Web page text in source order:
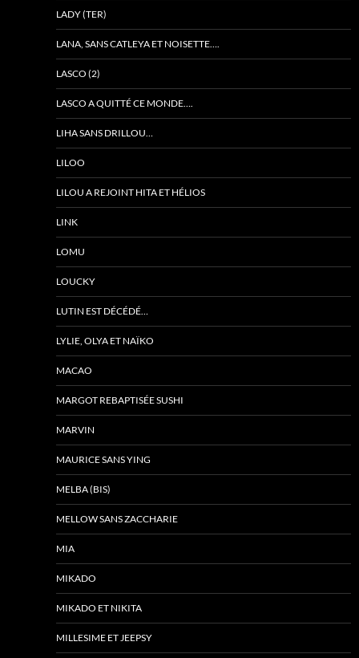
LADY (TER)
LANA, SANS CATLEYA ET NOISETTE….
LASCO (2)
LASCO A QUITTÉ CE MONDE….
LIHA SANS DRILLOU…
LILOO
LILOU A REJOINT HITA ET HÉLIOS
LINK
LOMU
LOUCKY
LUTIN EST DÉCÉDÉ…
LYLIE, OLYA ET NAÏKO
MACAO
MARGOT REBAPTISÉE SUSHI
MARVIN
MAURICE SANS YING
MELBA (BIS)
MELLOW SANS ZACCHARIE
MIA
MIKADO
MIKADO ET NIKITA
MILLESIME ET JEEPSY